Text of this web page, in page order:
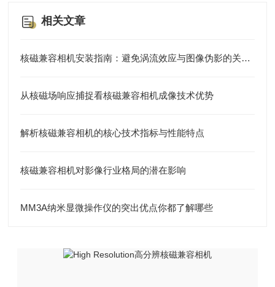
相关文章
核磁兼容相机安装指南：避免涡流效应与图像伪影的关键布局
从核磁场响应捕捉看核磁兼容相机成像技术优势
解析核磁兼容相机的核心技术指标与性能特点
核磁兼容相机对影像行业格局的潜在影响
MM3A纳米显微操作仪的突出优点你都了解哪些